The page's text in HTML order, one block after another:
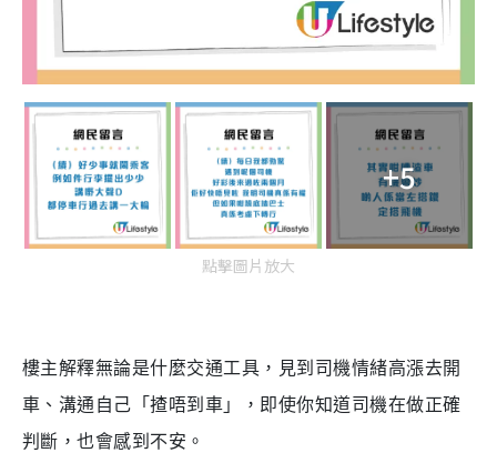
+5
點擊圖片放大
樓主解釋無論是什麼交通工具，見到司機情緒高漲去開
車、溝通自己「揸唔到車」，即使你知道司機在做正確
判斷，也會感到不安。